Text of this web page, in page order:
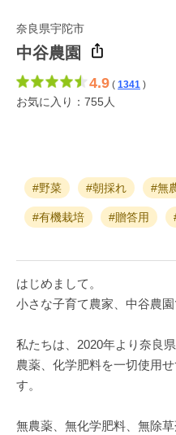
奈良県宇陀市
中谷農園
4.9 ( 1341 )
お気に入り：755人
#野菜 #朝採れ #無
#有機栽培 #贈答用
はじめまして。
小さな子育て農家、中谷農園
私たちは、2020年より奈良
農薬、化学肥料を一切使用
す。
無農薬、無化学肥料、無除草